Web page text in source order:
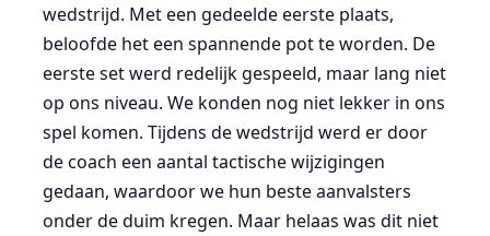
wedstrijd. Met een gedeelde eerste plaats,
beloofde het een spannende pot te worden. De
eerste set werd redelijk gespeeld, maar lang niet
op ons niveau. We konden nog niet lekker in ons
spel komen. Tijdens de wedstrijd werd er door
de coach een aantal tactische wijzigingen
gedaan, waardoor we hun beste aanvalsters
onder de duim kregen. Maar helaas was dit niet